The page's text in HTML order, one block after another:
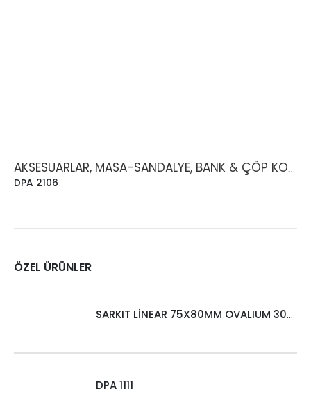
DPA 2106
ÖZEL ÜRÜNLER
SARKIT LİNEAR 75X80MM OVALIUM 30W 4000 LM MT
DPA 1111